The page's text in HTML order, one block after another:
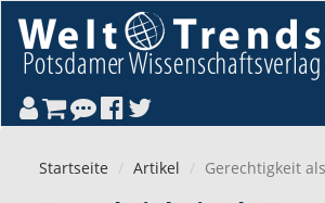
Startseite Artikel Gerechtigkeit